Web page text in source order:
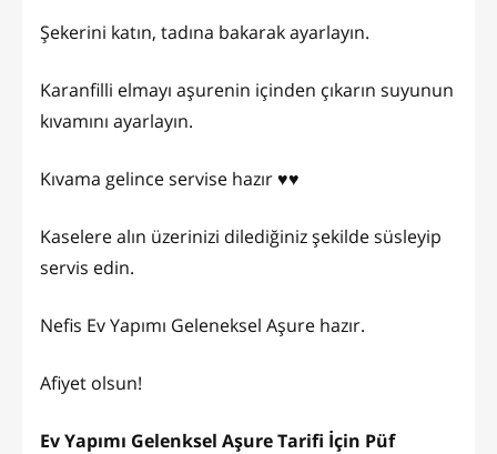
Şekerini katın, tadına bakarak ayarlayın.
Karanfilli elmayı aşurenin içinden çıkarın suyunun
kıvamını ayarlayın.
Kıvama gelince servise hazır ♥️♥️
Kaselere alın üzerinizi dilediğiniz şekilde süsleyip
servis edin.
Nefis Ev Yapımı Geleneksel Aşure hazır.
Afiyet olsun!
Ev Yapımı Gelenksel Aşure Tarifi İçin Püf